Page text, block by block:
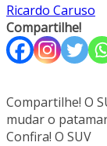
Ricardo Caruso
Compartilhe!
Compartilhe! O
mudar o
Confira! O SUV